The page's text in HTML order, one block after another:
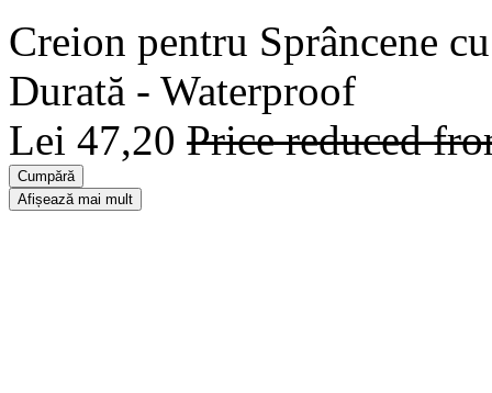
Creion pentru Sprâncene
Durată - Waterproof
Lei 47,20 Price reduced
Cumpără
Afișează mai mult